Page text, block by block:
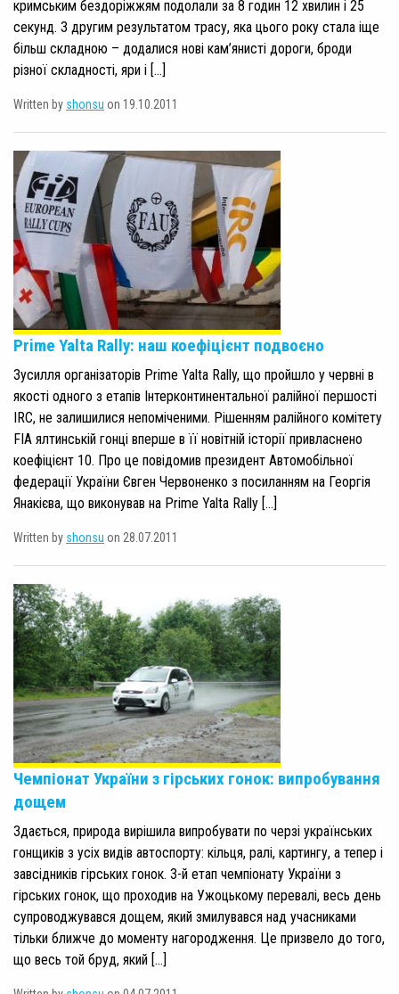
кримським бездоріжжям подолали за 8 годин 12 хвилин і 25
секунд. З другим результатом трасу, яка цього року стала іще
більш складною – додалися нові кам’янисті дороги, броди
різної складності, яри і […]
Written by shonsu on 19.10.2011
Prime Yalta Rally: наш коефіцієнт подвоєно
Зусилля організаторів Prime Yalta Rally, що пройшло у червні в
якості одного з етапів Інтерконтинентальної ралійної першості
IRC, не залишилися непоміченими. Рішенням ралійного комітету
FIA ялтинській гонці вперше в її новітній історії привласнено
коефіцієнт 10. Про це повідомив президент Автомобільної
федерації України Євген Червоненко з посиланням на Георгія
Янакієва, що виконував на Prime Yalta Rally […]
Written by shonsu on 28.07.2011
Чемпіонат України з гірських гонок: випробування
дощем
Здається, природа вирішила випробувати по черзі українських
гонщиків з усіх видів автоспорту: кільця, ралі, картингу, а тепер і
завсідників гірських гонок. 3-й етап чемпіонату України з
гірських гонок, що проходив на Ужоцькому перевалі, весь день
супроводжувався дощем, який змилувався над учасниками
тільки ближче до моменту нагородження. Це призвело до того,
що весь той бруд, який […]